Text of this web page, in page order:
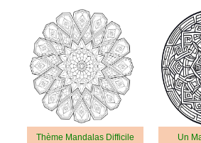
Thème Mandalas Difficile Un